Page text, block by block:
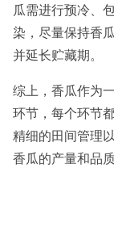
瓜需进行预冷、
染，尽量保持香
并延长贮藏期。
综上，香瓜作为
环节，每个环节
精细的田间管理
香瓜的产量和品